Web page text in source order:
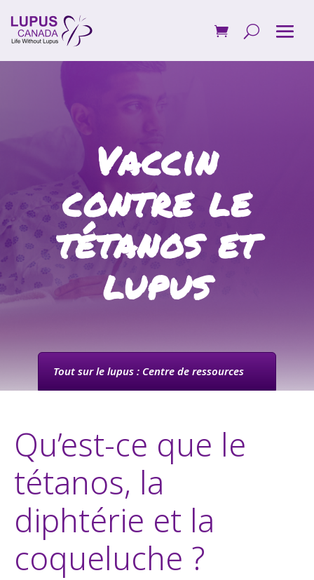
Vaccin
contre le
tétanos et
lupus
Tout sur le lupus : Centre de ressources
Qu’est-ce que le
tétanos, la
diphtérie et la
coqueluche ?